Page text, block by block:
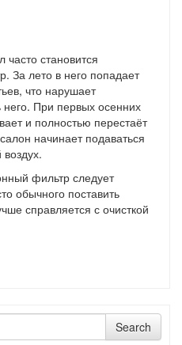
часто становится
За лето в него попадает
что нарушает
него. При первых осенних
и полностью перестаёт
начинает подаваться
фильтр следует
обычного поставить
справляется с очисткой
Search